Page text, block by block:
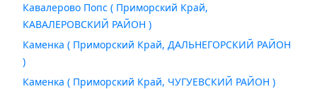
Кавалерово Попс ( Приморский Край,
КАВАЛЕРОВСКИЙ РАЙОН )
Каменка ( Приморский Край, ДАЛЬНЕГОРСКИЙ РАЙОН
)
Каменка ( Приморский Край, ЧУГУЕВСКИЙ РАЙОН )